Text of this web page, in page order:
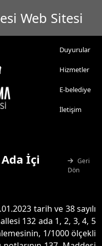
Web Sitesi
Duyurular
Hizmetler
E-belediye
İletişim
İçi
Geri
Dön
tarih ve 38 sayılı
132 ada 1, 2, 3, 4, 5
1/1000 ölçekli